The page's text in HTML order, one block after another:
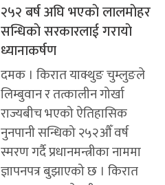
२५२ बर्ष अघि भएकाे लालमाेहर
सन्धिकाे सरकारलाई गरायाे
ध्यानाकर्षण
दमक । किरात याक्थुङ चुम्लुङले
लिम्बुवान र तत्कालीन गोर्खा
राज्यबीच भएको ऐतिहासिक
नुनपानी सन्धिको २५२औँ वर्ष
स्मरण गर्दै प्रधानमन्त्रीका नाममा
ज्ञापनपत्र बुझाएको छ । किरात